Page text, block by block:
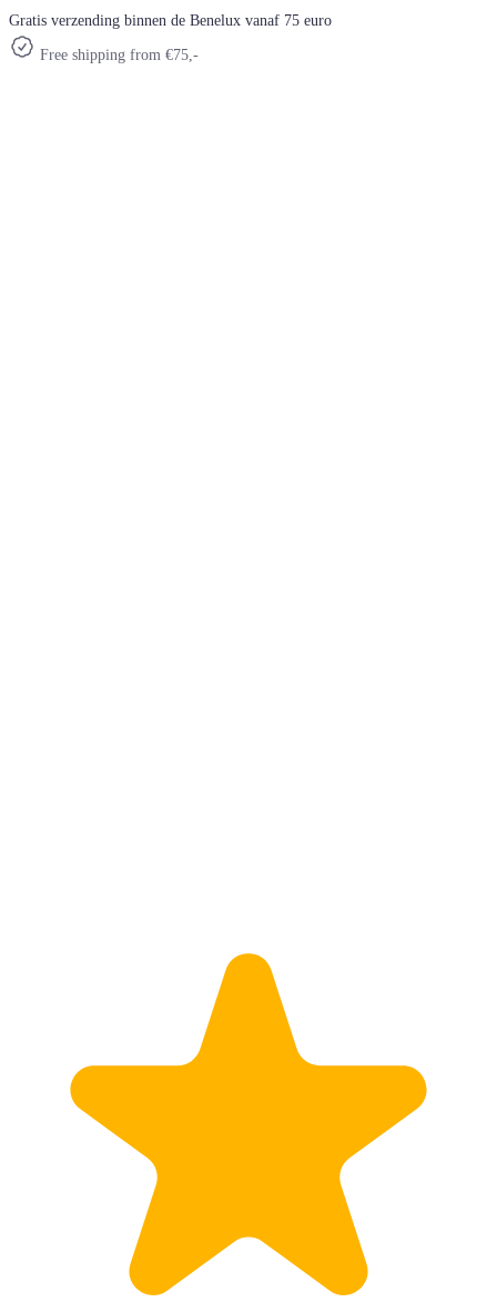
Gratis verzending binnen de Benelux vanaf 75 euro
Free shipping from €75,-